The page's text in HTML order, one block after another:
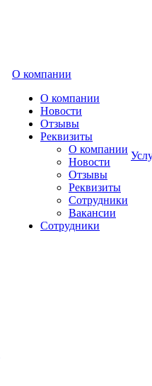
О компании
О компании
Новости
Отзывы
Реквизиты
О компании
Новости
Отзывы
Реквизиты
Сотрудники
Вакансии
Сотрудники